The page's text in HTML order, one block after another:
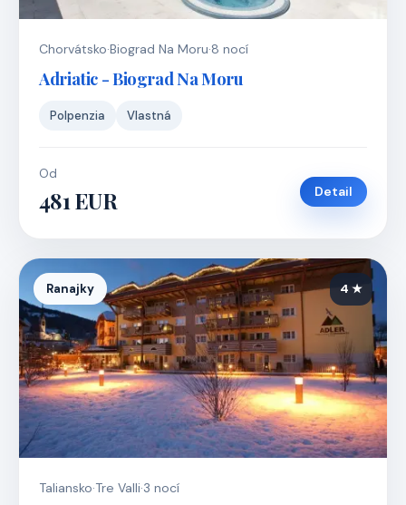
Chorvátsko·Biograd Na Moru·8 nocí
Adriatic - Biograd Na Moru
Polpenzia Vlastná
Od
481 EUR Detail
Ranajky 4 ★
Taliansko·Tre Valli·3 nocí